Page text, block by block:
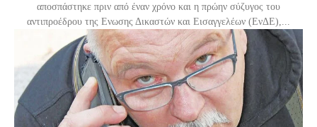
αποσπάστηκε πριν από έναν χρόνο και η πρώην σύζυγος του
αντιπροέδρου της Ενωσης Δικαστών και Εισαγγελέων (ΕνΔΕ),...